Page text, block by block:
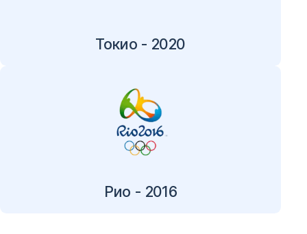
Токио - 2020
Рио - 2016